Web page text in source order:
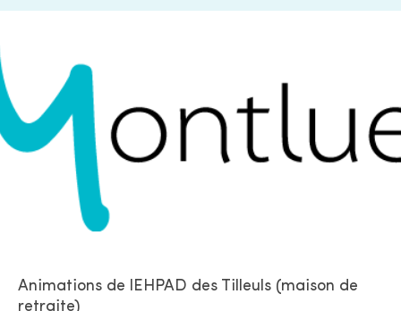
Animations de lEHPAD des Tilleuls (maison de
retraite)